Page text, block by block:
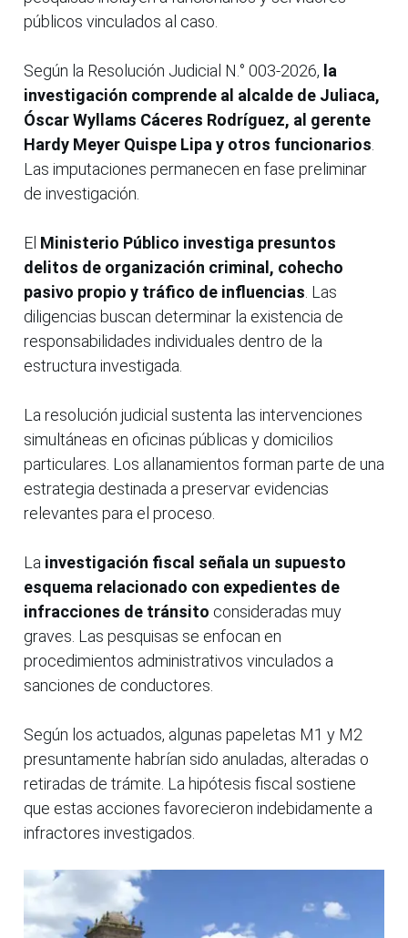
públicos vinculados al caso.
Según la Resolución Judicial N.° 003-2026, la
investigación comprende al alcalde de Juliaca,
Óscar Wyllams Cáceres Rodríguez, al gerente
Hardy Meyer Quispe Lipa y otros funcionarios.
Las imputaciones permanecen en fase preliminar
de investigación.
El Ministerio Público investiga presuntos
delitos de organización criminal, cohecho
pasivo propio y tráfico de influencias. Las
diligencias buscan determinar la existencia de
responsabilidades individuales dentro de la
estructura investigada.
La resolución judicial sustenta las intervenciones
simultáneas en oficinas públicas y domicilios
particulares. Los allanamientos forman parte de una
estrategia destinada a preservar evidencias
relevantes para el proceso.
La investigación fiscal señala un supuesto
esquema relacionado con expedientes de
infracciones de tránsito consideradas muy
graves. Las pesquisas se enfocan en
procedimientos administrativos vinculados a
sanciones de conductores.
Según los actuados, algunas papeletas M1 y M2
presuntamente habrían sido anuladas, alteradas o
retiradas de trámite. La hipótesis fiscal sostiene
que estas acciones favorecieron indebidamente a
infractores investigados.